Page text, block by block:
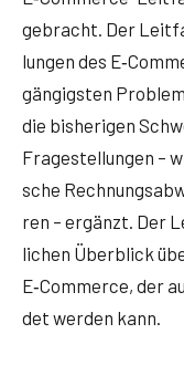
ge­bracht. Der
lun­gen des
gän­gigs­ten
die bis­he­ri­gen
Fra­ge­stel­lun­gen –
sche
ren – ergänzt. Der
li­chen Über­blick
E‑Commerce, der
det wer­den kann.